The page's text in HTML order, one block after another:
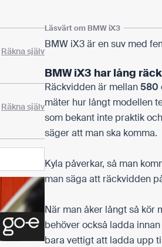
Räkna själv
Räkna själv
Läsvärt om BMW iX3
BMW iX3 är en suv med
BMW iX3 har lång
Räckvidden är mellan580
mäter hur långt modellen
som bekant inte praktik
säger att man ska komma.
Kyla påverkar, så man
man säga att räckvidden
När man åker långt så kör
behöver också ladda
bara vettigt att ladda upp